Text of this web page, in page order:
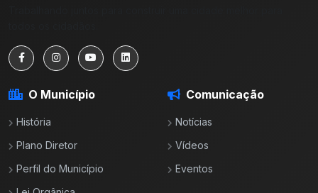
O Município
História
Plano Diretor
Perfil do Município
Comunicação
Notícias
Vídeos
Eventos